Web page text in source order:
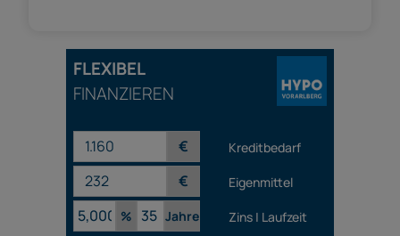
FLEXIBEL
FINANZIEREN
€ Kreditbedarf
€
Eigenmittel
%
Jahre Zins | Laufzeit